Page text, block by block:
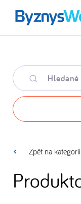
Hledané
klíčové
slovo
Zpět na kategorii